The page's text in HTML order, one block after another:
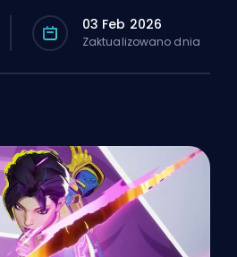
03 Feb 2026
Zaktualizowano dnia